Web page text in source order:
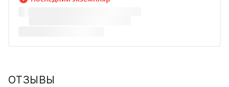
ОТЗЫВЫ